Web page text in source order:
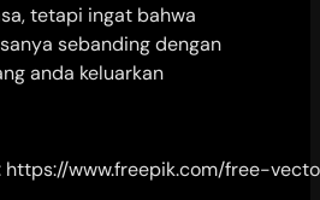
tetapi ingat bahwa
sebanding dengan
anda keluarkan
https://www.freepik.com/free-